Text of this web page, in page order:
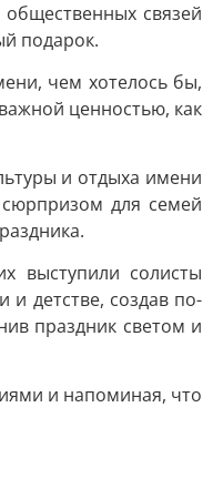
связей
подарок.
чем хотелось бы,
ценностью, как
и отдыха имени
для семей
выступили солисты
детстве, создав по-
праздник светом и
и напоминая, что